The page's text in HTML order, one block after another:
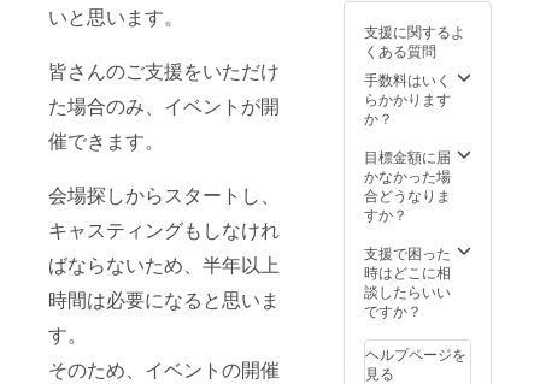
いと思います。
皆さんのご支援をいただけ
た場合のみ、イベントが開
催できます。
会場探しからスタートし、
キャスティングもしなけれ
ばならないため、半年以上
時間は必要になると思いま
す。
そのため、イベントの開催
支援に関するよ
くある質問
手数料はいく
らかかります
か？
目標金額に届
かなかった場
合どうなりま
すか？
支援で困った
時はどこに相
談したらいい
ですか？
ヘルプページを
見る